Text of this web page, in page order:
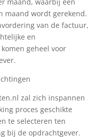
maand wordt gerekend.
van de factuur,
en
geheel voor
zal zich inspannen
proces geschikte
te selecteren ten
bij de opdrachtgever.